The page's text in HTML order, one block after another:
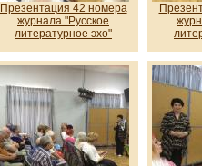
Презентация 42 номера
журнала "Русское
литературное эхо"